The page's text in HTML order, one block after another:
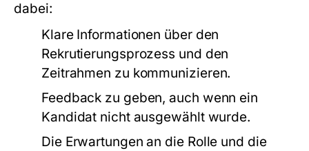
dabei:
Klare Informationen über den
Rekrutierungsprozess und den
Zeitrahmen zu kommunizieren.
Feedback zu geben, auch wenn ein
Kandidat nicht ausgewählt wurde.
Die Erwartungen an die Rolle und die